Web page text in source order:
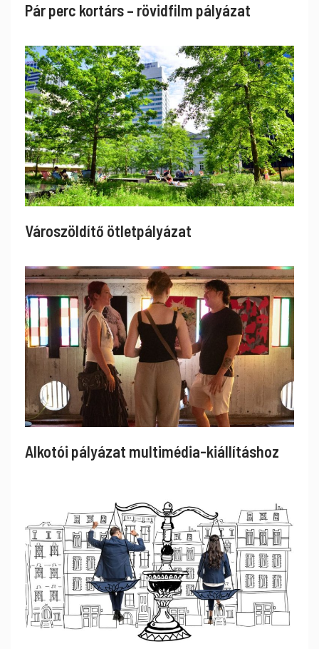
Pár perc kortárs – rövidfilm pályázat
Városzöldítő ötletpályázat
Alkotói pályázat multimédia-kiállításhoz